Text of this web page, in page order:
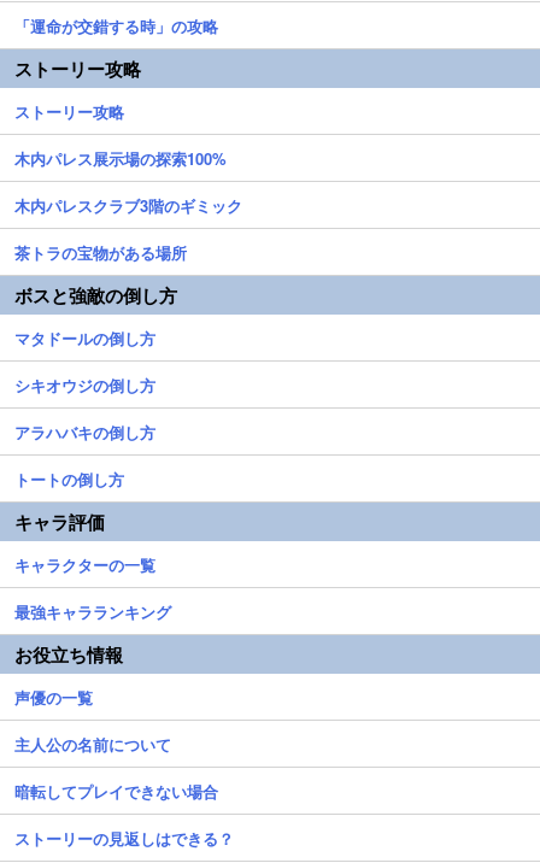
「運命が交錯する時」の攻略
ストーリー攻略
ストーリー攻略
木内パレス展示場の探索100%
木内パレスクラブ3階のギミック
茶トラの宝物がある場所
ボスと強敵の倒し方
マタドールの倒し方
シキオウジの倒し方
アラハバキの倒し方
トートの倒し方
キャラ評価
キャラクターの一覧
最強キャラランキング
お役立ち情報
声優の一覧
主人公の名前について
暗転してプレイできない場合
ストーリーの見返しはできる？